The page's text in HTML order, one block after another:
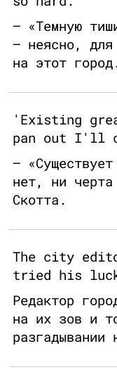
— «Темную
— неясно, для
на этот
'Existing
pan out I'll
—
нет, ни
Скотта.
The city
tried his
Редактор
на их зов и
разгадывании